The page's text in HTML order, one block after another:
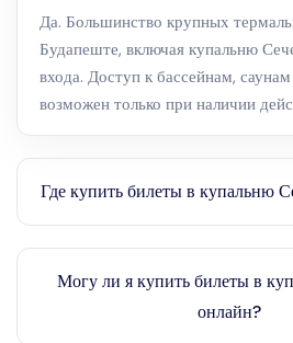
Да. Большинство крупных
Будапеште, включая купальню
входа. Доступ к бассейнам,
возможен только при наличии
Где купить билеты в купальню
Билеты в купальню Сечени можно
или на месте, но количество
ограничено. Предварительное
Могу ли я купить билеты в
онлайн?